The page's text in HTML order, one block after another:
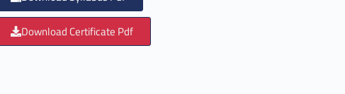
Download Certificate Pdf